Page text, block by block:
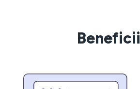
Beneficii